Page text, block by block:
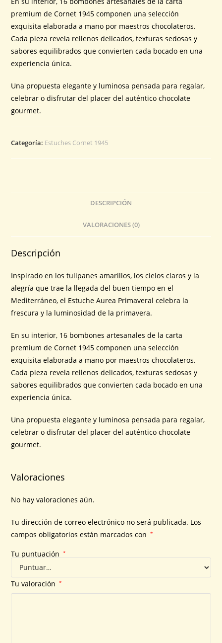
premium de Cornet 1945 componen una selección
exquisita elaborada a mano por maestros chocolateros.
Cada pieza revela rellenos delicados, texturas sedosas y
sabores equilibrados que convierten cada bocado en una
experiencia única.
Una propuesta elegante y luminosa pensada para regalar,
celebrar o disfrutar del placer del auténtico chocolate
gourmet.
Categoría: Estuches Cornet 1945
DESCRIPCIÓN
VALORACIONES (0)
Descripción
Inspirado en los tulipanes amarillos, los cielos claros y la
alegría que trae la llegada del buen tiempo en el
Mediterráneo, el Estuche Aurea Primaveral celebra la
frescura y la luminosidad de la primavera.
En su interior, 16 bombones artesanales de la carta
premium de Cornet 1945 componen una selección
exquisita elaborada a mano por maestros chocolateros.
Cada pieza revela rellenos delicados, texturas sedosas y
sabores equilibrados que convierten cada bocado en una
experiencia única.
Una propuesta elegante y luminosa pensada para regalar,
celebrar o disfrutar del placer del auténtico chocolate
gourmet.
Valoraciones
No hay valoraciones aún.
Tu dirección de correo electrónico no será publicada. Los
campos obligatorios están marcados con
*
Tu puntuación *
Tu valoración *